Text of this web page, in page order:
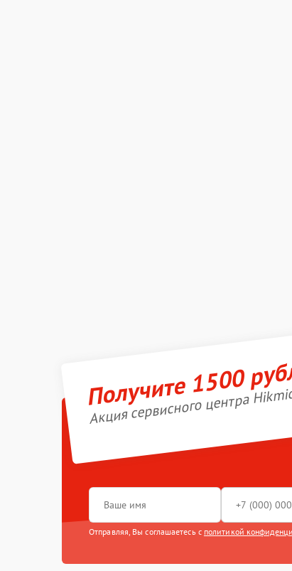
Получите 1500
Акция сервисного центра
Отправляя, Вы соглашаетесь с политикой